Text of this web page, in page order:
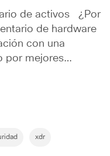
de activos ¿Por
de hardware
con una
por mejores…
xdr